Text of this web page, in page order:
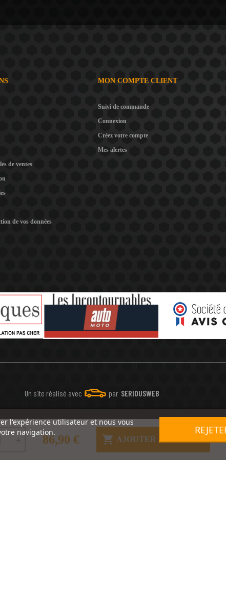
86,90 €  AJOUTER AU PANIER
de ventes
de vos données
MON COMPTE CLIENT
Suivi de commande
Connexion
Créez votre compte
Mes alertes
l'expérience utilisateur et nous vous
navigation.
Un site réalisé avec par SERIOUSWEB